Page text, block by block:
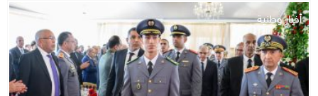
أخبار وطنية